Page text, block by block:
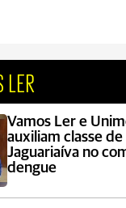
LER
Vamos Ler e
auxiliam classe de
Jaguariaíva no
dengue